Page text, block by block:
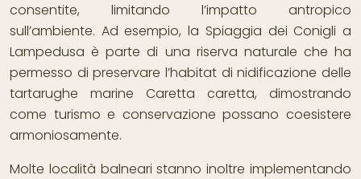
consentite, limitando l’impatto antropico
sull’ambiente. Ad esempio, la Spiaggia dei Conigli a
Lampedusa è parte di una riserva naturale che ha
permesso di preservare l’habitat di nidificazione delle
tartarughe marine Caretta caretta, dimostrando
come turismo e conservazione possano coesistere
armoniosamente.
Molte località balneari stanno inoltre implementando